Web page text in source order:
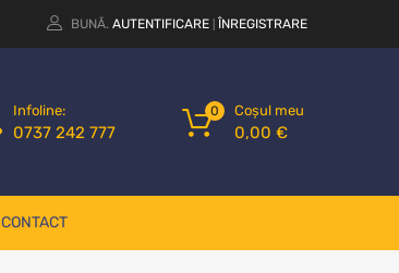
BUNĂ. AUTENTIFICARE ÎNREGISTRARE
Infoline:
0737 242 777
Coșul meu
0,00 €
0
CONTACT